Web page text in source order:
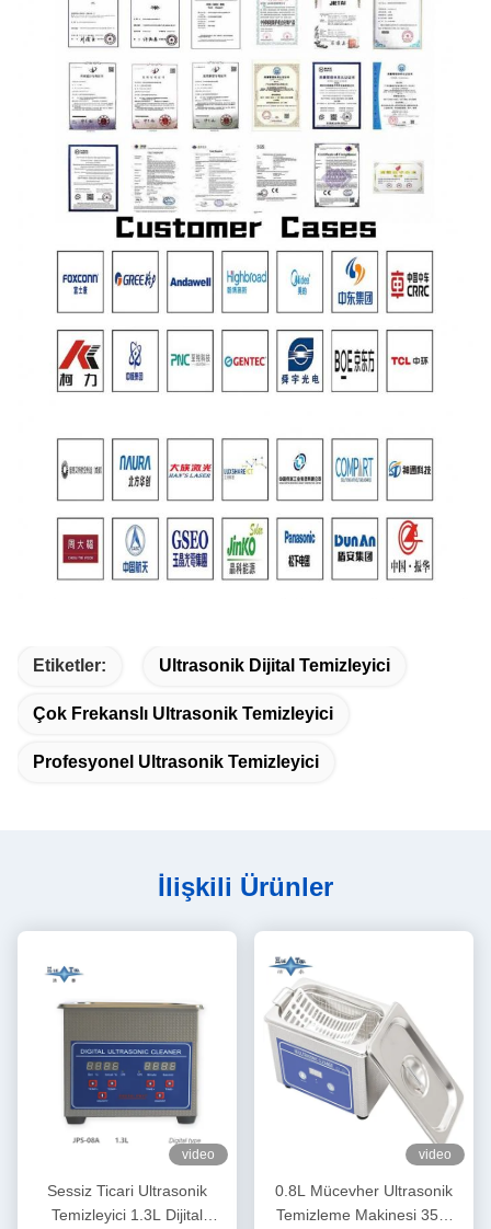
Etiketler: Ultrasonik Dijital Temizleyici
Çok Frekanslı Ultrasonik Temizleyici
Profesyonel Ultrasonik Temizleyici
İlişkili Ürünler
video
Sessiz Ticari Ultrasonik
Temizleyici 1.3L Dijital
video
0.8L Mücevher Ultrasonik
Temizleme Makinesi 35W